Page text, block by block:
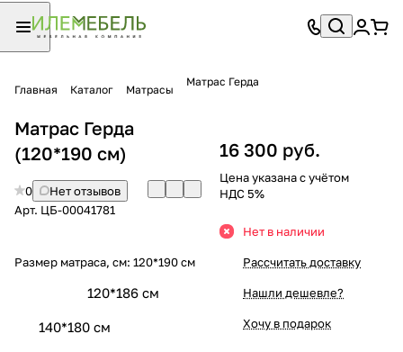
Главная Каталог Матрасы
Матрас Герда
Матрас Герда
(120*190 см)
0
Нет отзывов
Арт. ЦБ-00041781
Размер матраса, см: 120*190 см
120*186 см
140*180 см
16 300 руб.
Цена указана с учётом
НДС 5%
Нет в наличии
Рассчитать доставку
Нашли дешевле?
Хочу в подарок